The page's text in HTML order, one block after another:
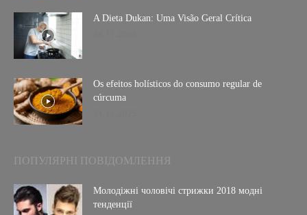
A Dieta Dukan: Uma Visão Geral Crítica
Os efeitos holísticos do consumo regular de
cúrcuma
ПОПУЛЯРНІ ПОВІДОМЛЕННЯ
Молодіжні чоловічі стрижки 2018 модні
тенденції